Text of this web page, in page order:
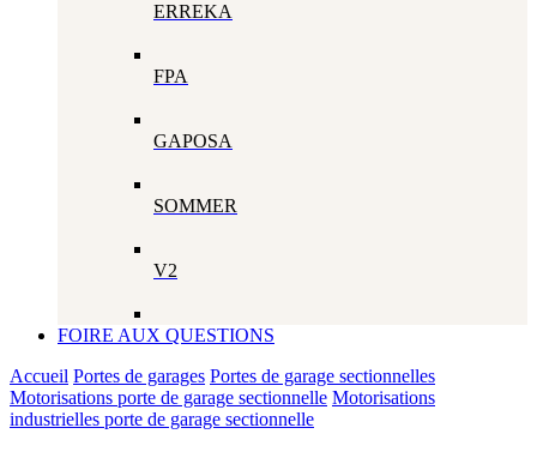
ERREKA
FPA
GAPOSA
SOMMER
V2
FOIRE AUX QUESTIONS
Accueil Portes de garages Portes de garage sectionnelles
Motorisations porte de garage sectionnelle Motorisations
industrielles porte de garage sectionnelle